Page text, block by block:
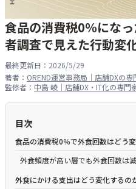
食品の消費税0％にな
者調査で見えた行動変
最終更新日： 2026/5/29
著者： OREND運営事務局｜店舗DXの専
監修者： 中島 崚｜店舗DX・IT化の専門
目次
食品の消費税0％で外食回数はどう
外食頻度が高い層でも外食回数は
外食にかける支出はどう変化するの